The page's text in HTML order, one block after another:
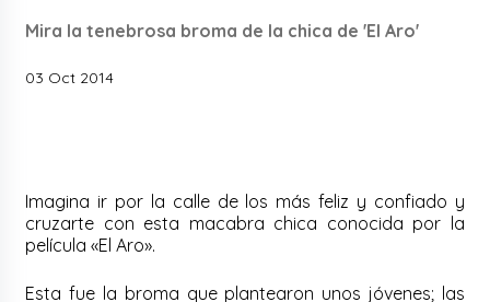
Mira la tenebrosa broma de la chica de 'El Aro'
03 Oct 2014
Imagina ir por la calle de los más feliz y confiado y
cruzarte con esta macabra chica conocida por la
película «El Aro».
Esta fue la broma que plantearon unos jóvenes; las